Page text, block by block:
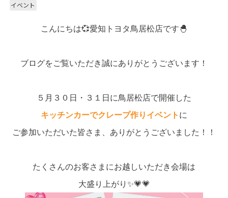
イベント
こんにちは💞愛知トヨタ鳥居松店です🐣
ブログをご覧いただき誠にありがとうございます！
５月３０日・３１日に鳥居松店で開催した
キッチンカーでクレープ作りイベント に
ご参加いただいた皆さま、ありがとうございました！！
たくさんのお客さまにお越しいただき会場は
大盛り上がり✨💗💗